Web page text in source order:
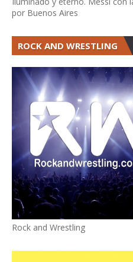
por Buenos Aires
ROCK AND WRESTLING
Rock and Wrestling